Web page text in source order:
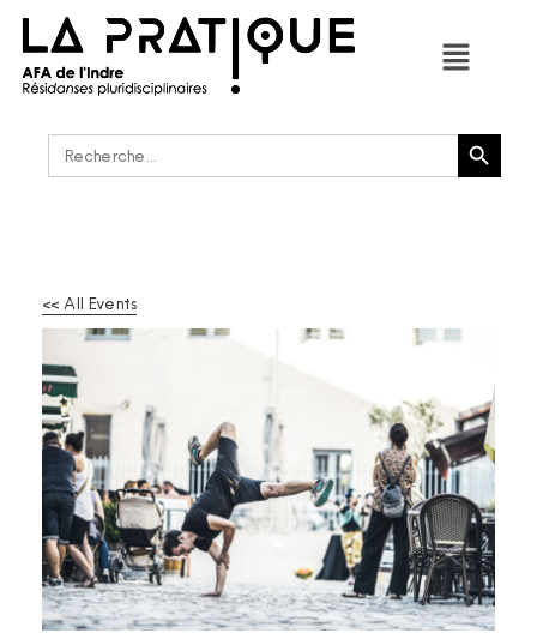
Rechercher : Bouton de recherche
<< All Events